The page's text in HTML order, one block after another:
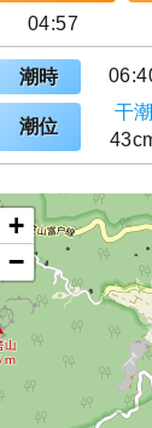
04:57
潮時
潮位
干潮
+
−